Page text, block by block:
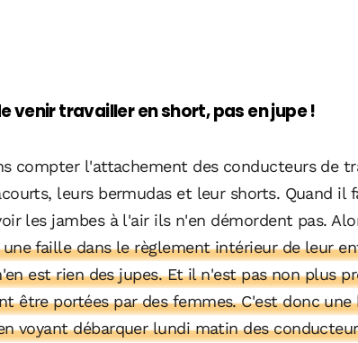
venir travailler en short, pas en jupe !
compter l'attachement des conducteurs de
leurs bermudas et leur shorts. Quand il
les jambes à l'air ils n'en démordent pas.
une faille dans le règlement intérieur de leur
est rien des jupes. Et il n'est pas non plus
être portées par des femmes. C'est donc
voyant débarquer lundi matin des